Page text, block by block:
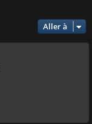
Aller à